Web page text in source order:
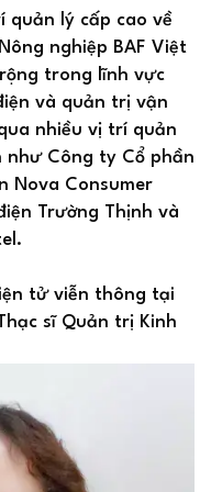
quản lý cấp cao về
nghiệp BAF Việt
trong lĩnh vực
và quản trị vận
nhiều vị trí quản
như Công ty Cổ phần
Nova Consumer
Trường Thịnh và
tử viễn thông tại
sĩ Quản trị Kinh